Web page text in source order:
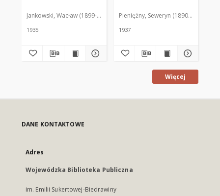
Jankowski, Wacław (1899-1975). Red.
1935
Pieniężny, Seweryn (1890-1940). Red.
1937
Więcej
DANE KONTAKTOWE
Adres
Wojewódzka Biblioteka Publiczna
im. Emilii Sukertowej-Biedrawiny